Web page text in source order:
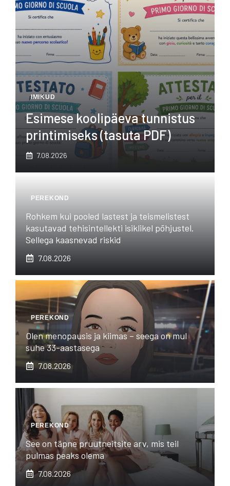
IMIKUD
Esimese koolipäeva tunnistus
printimiseks (tasuta PDF)
7.08.2026
PEREKOND
Rohkem kui pooled lastest ja teismelistest
kasutavad tehisintellekti isiklikel põhjustel.
Sellega kaasnevad riskid
7.08.2026
PEREKOND
Olen menopausis ja kiimas – seega on mul
suhe 33-aastasega
7.08.2026
PEREKOND
See on täpne pruutneitsite arv, mis teil
pulmas peaks olema
7.08.2026